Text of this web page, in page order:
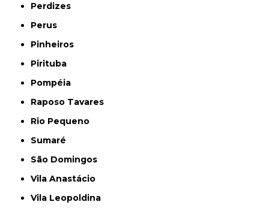
Perdizes
Perus
Pinheiros
Pirituba
Pompéia
Raposo Tavares
Rio Pequeno
Sumaré
São Domingos
Vila Anastácio
Vila Leopoldina